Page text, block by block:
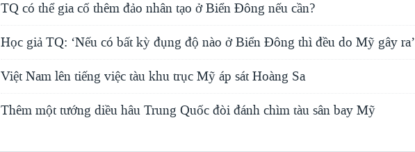
TQ có thể gia cố thêm đảo nhân tạo ở Biển Đông nếu cần?
Học giả TQ: ‘Nếu có bất kỳ đụng độ nào ở Biển Đông thì đều do Mỹ gây ra’
Việt Nam lên tiếng việc tàu khu trục Mỹ áp sát Hoàng Sa
Thêm một tướng diều hâu Trung Quốc đòi đánh chìm tàu sân bay Mỹ